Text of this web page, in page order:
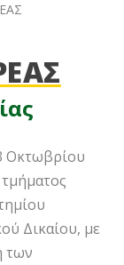
Οκτωβρίου
Δικαίου, με
των